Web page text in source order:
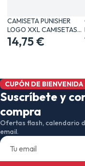
CAMISETA PUNISHER
LOGO XXL CAMISETAS
MANGA /…
14,75 €
CUPÓN DE BIENVENIDA
Suscríbete y
compra
Ofertas flash, calendario
email.